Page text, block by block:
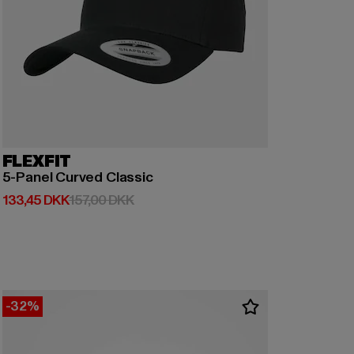
FLEXFIT
5-Panel Curved Classic
133,45 DKK
Nuværende pris: 133,45 DKK
157,00 DKKKampagnepris: 157,00 DKK
-32%